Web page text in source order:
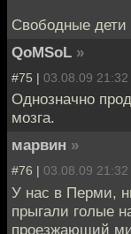
Свободные дети
QoMSoL »
#75 | 03.08.09 21:32
Однозначно
мозга.
марвин »
#76 | 03.08.09 21:32
У нас в Перми,
прыгали голые
проезжающий